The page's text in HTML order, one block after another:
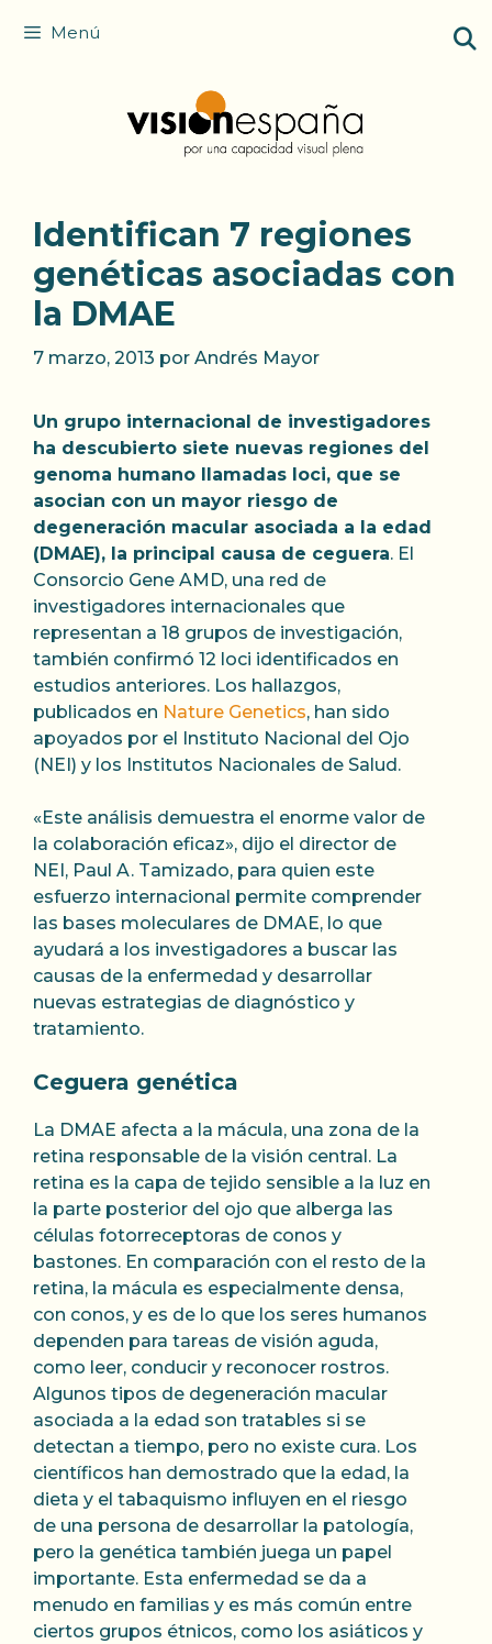
Menú
Identifican 7 regiones
genéticas asociadas con
la DMAE
7 marzo, 2013 por Andrés Mayor
Un grupo internacional de investigadores
ha descubierto siete nuevas regiones del
genoma humano llamadas loci, que se
asocian con un mayor riesgo de
degeneración macular asociada a la edad
(DMAE), la principal causa de ceguera. El
Consorcio Gene AMD, una red de
investigadores internacionales que
representan a 18 grupos de investigación,
también confirmó 12 loci identificados en
estudios anteriores. Los hallazgos,
publicados en Nature Genetics, han sido
apoyados por el Instituto Nacional del Ojo
(NEI) y los Institutos Nacionales de Salud.
«Este análisis demuestra el enorme valor de
la colaboración eficaz», dijo el director de
NEI, Paul A. Tamizado, para quien este
esfuerzo internacional permite comprender
las bases moleculares de DMAE, lo que
ayudará a los investigadores a buscar las
causas de la enfermedad y desarrollar
nuevas estrategias de diagnóstico y
tratamiento.
Ceguera genética
La DMAE afecta a la mácula, una zona de la
retina responsable de la visión central. La
retina es la capa de tejido sensible a la luz en
la parte posterior del ojo que alberga las
células fotorreceptoras de conos y
bastones. En comparación con el resto de la
retina, la mácula es especialmente densa,
con conos, y es de lo que los seres humanos
dependen para tareas de visión aguda,
como leer, conducir y reconocer rostros.
Algunos tipos de degeneración macular
asociada a la edad son tratables si se
detectan a tiempo, pero no existe cura. Los
científicos han demostrado que la edad, la
dieta y el tabaquismo influyen en el riesgo
de una persona de desarrollar la patología,
pero la genética también juega un papel
importante. Esta enfermedad se da a
menudo en familias y es más común entre
ciertos grupos étnicos, como los asiáticos y